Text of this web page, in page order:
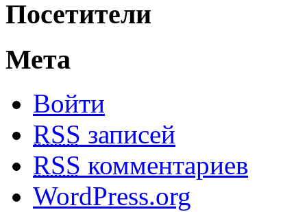
Посетители
Мета
Войти
RSS записей
RSS комментариев
WordPress.org